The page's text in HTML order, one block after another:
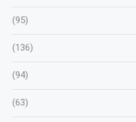
(95)
(136)
(94)
(63)